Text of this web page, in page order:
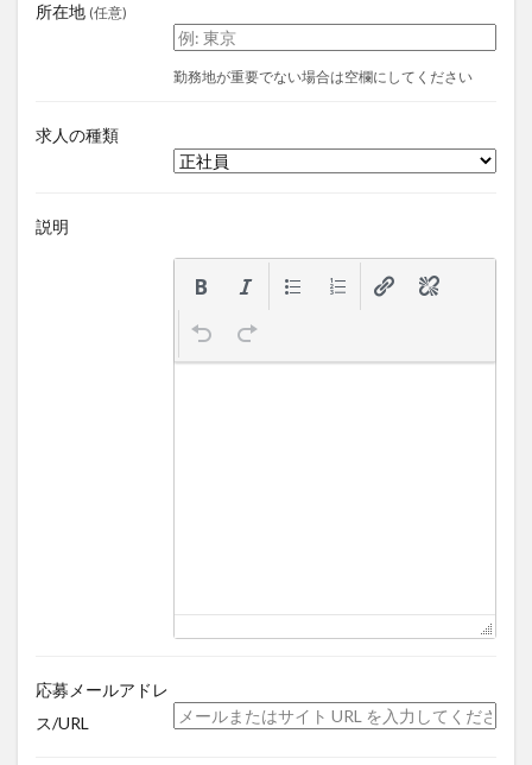
所在地 (任意)
勤務地が重要でない場合は空欄にしてください
求人の種類
説明
応募メールアドレ
ス/URL